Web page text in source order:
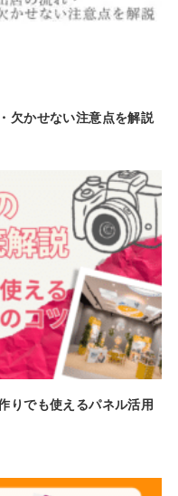
欠かせない注意点を解説
りでも使えるパネル活用